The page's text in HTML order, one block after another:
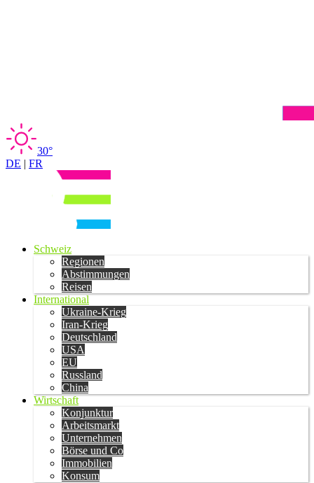
30°
DE | FR
Schweiz
Regionen
Abstimmungen
Reisen
International
Ukraine-Krieg
Iran-Krieg
Deutschland
USA
EU
Russland
China
Wirtschaft
Konjunktur
Arbeitsmarkt
Unternehmen
Börse und Co
Immobilien
Konsum